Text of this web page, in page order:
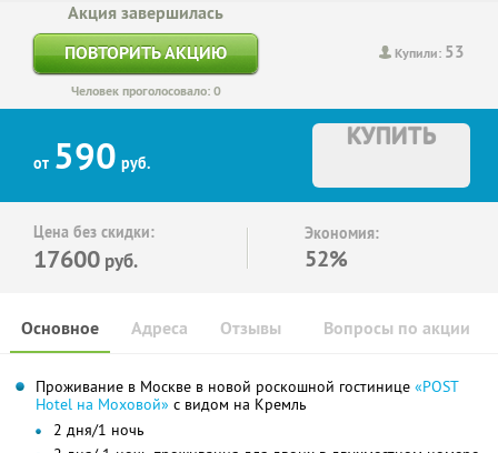
Купили: 53
Акция завершилась
ПОВТОРИТЬ АКЦИЮ
Человек проголосовало: 0
от 590 руб.
КУПИТЬ
Цена без скидки:
17600 руб.
Экономия:
52%
Основное Отзывы Вопросы по акции
Адреса
Проживание в Москве в новой роскошной гостинице «POST
Hotel на Моховой» с видом на Кремль
2 дня/1 ночь